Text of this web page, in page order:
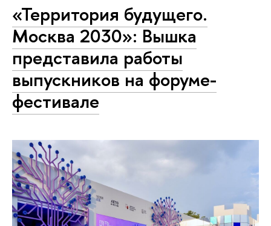
«Территория будущего.
Москва 2030»: Вышка
представила работы
выпускников на форуме-
фестивале